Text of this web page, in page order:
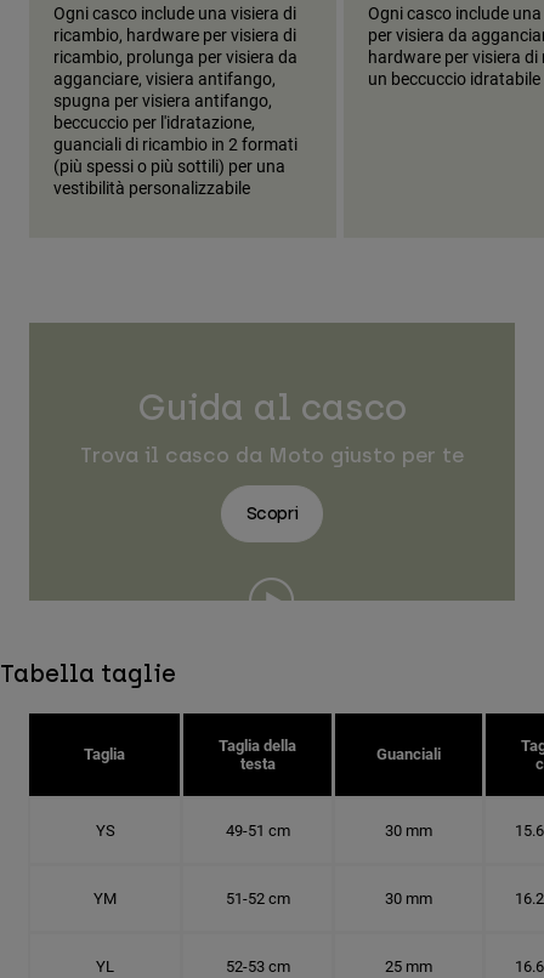
Ogni casco include una visiera di
ricambio, hardware per visiera di
ricambio, prolunga per visiera da
agganciare, visiera antifango,
spugna per visiera antifango,
beccuccio per l'idratazione,
guanciali di ricambio in 2 formati
(più spessi o più sottili) per una
vestibilità personalizzabile
Ogni casco include
per visiera da
hardware per visiera di
un beccuccio idratabile
Guida al casco
Trova il casco da Moto giusto per te
Scopri
Tabella taglie
Taglia
Taglia della
testa
Guanciali
YS 49-51 cm 30 mm
YM 51-52 cm 30 mm
YL 52-53 cm 25 mm